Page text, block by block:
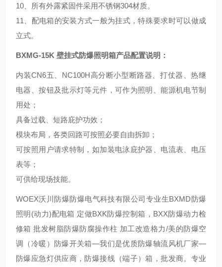
10、所有外露紧固件采用不锈钢304材质。
11、配电箱的安装方式一般为挂式，特殊要求时可以做成
立式。
BXMG-15K 壁挂式防爆照明箱产品配置说明：
内装CN6五、NC100H高分断小型断路器、打仗器、热继
电器、按钮及批示灯等元件，可作为照明、能源机电节制
用处；
具备过载、短路庇护功效；
模块布局，各类回路可按照必要自由拆卸；
可按照用户请求特制，如加装电泳庇护器、电流表、电压
表等；
可供给现场技能。
WOEX沃川防爆防爆电气科技有限公司专业生BXMD防爆
照明(动力)配电箱 定做BXK防爆控制箱，BXX防爆动力检
修箱 批发树脂防爆防腐操作柱 加工改造格力/美的防爆空
调（冷暖）防爆开关箱—我们是优质防爆轴流风机厂家—
防爆应急灯供应商，防爆接线（端子）箱，批发商。专业